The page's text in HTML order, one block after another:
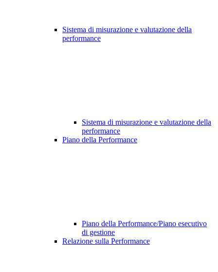
Sistema di misurazione e valutazione della
performance
Sistema di misurazione e valutazione della
performance
Piano della Performance
Piano della Performance/Piano esecutivo
di gestione
Relazione sulla Performance